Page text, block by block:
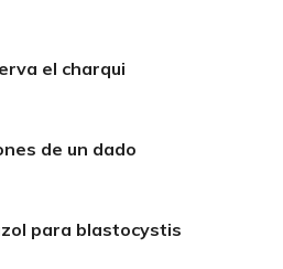
el charqui
de un dado
para blastocystis